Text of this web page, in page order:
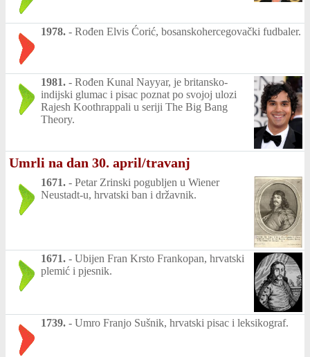
1978. - Rođen Elvis Ćorić, bosanskohercegovački fudbaler.
1981. - Rođen Kunal Nayyar, je britansko-
indijski glumac i pisac poznat po svojoj ulozi
Rajesh Koothrappali u seriji The Big Bang
Theory.
Umrli na dan 30. april/travanj
1671. - Petar Zrinski pogubljen u Wiener
Neustadt-u, hrvatski ban i državnik.
1671. - Ubijen Fran Krsto Frankopan, hrvatski
plemić i pjesnik.
1739. - Umro Franjo Sušnik, hrvatski pisac i leksikograf.